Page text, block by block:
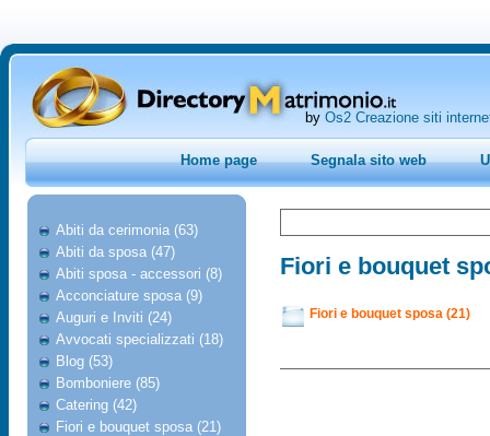
by Os2 Creazione siti
Home page Segnala sito web
Abiti da cerimonia (63)
Abiti da sposa (47)
Abiti sposa - accessori (8)
Acconciature sposa (9)
Auguri e Inviti (24)
Avvocati specializzati (18)
Blog (53)
Bomboniere (85)
Catering (42)
Fiori e bouquet sposa (21)
Fiori e bouquet
Fiori e bouquet sposa (21)